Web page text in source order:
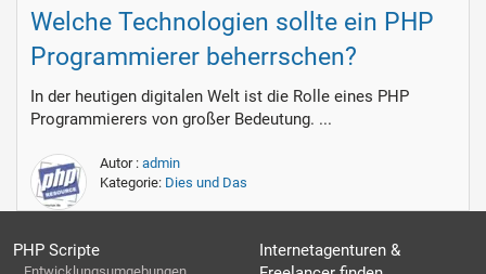
Welche Technologien sollte ein PHP
Programmierer beherrschen?
In der heutigen digitalen Welt ist die Rolle eines PHP
Programmierers von großer Bedeutung. ...
Autor : admin
Kategorie: Dies und Das
PHP Scripte
Internetagenturen &